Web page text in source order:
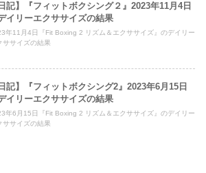
日記】『フィットボクシング２』2023年11月4日
イリーエクササイズの結果
年11月4日『Fit Boxing 2 リズム＆エクササイズ』のデイリー
ササイズの結果
日記】『フィットボクシング2』2023年6月15日
イリーエクササイズの結果
年6月15日『Fit Boxing 2 リズム＆エクササイズ』のデイリー
ササイズの結果